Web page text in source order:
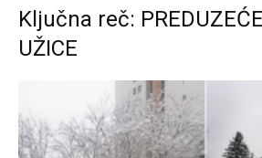
Ključna reč:
UŽICE